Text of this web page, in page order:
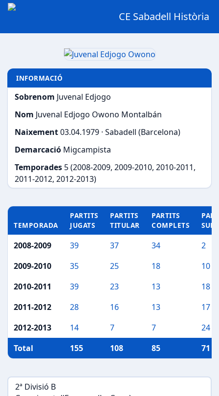
CE Sabadell Història
INFORMACIÓ
Sobrenom Juvenal Edjogo
Nom Juvenal Edjogo Owono Montalbán
Naixement03.04.1979 · Sabadell (Barcelona)
Demarcació Migcampista
Temporades 5 (2008-2009, 2009-2010, 2010-2011,
2011-2012, 2012-2013)
TEMPORADA
PARTITS
JUGATS
PARTITS
TITULAR
PARTITS
COMPLETS
2008-2009 39 37 34
2
2009-2010
35 25 18
10
2010-2011
39 23 13
18
2011-2012
28 16 13
17
2012-2013
14 7 7
24
Total
155 108 85 71